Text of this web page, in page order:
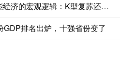
杠杆炒股网站配资 人工智能经济的宏观逻辑：K型复苏还是历史的拐点？
排名出炉，十强省份变了